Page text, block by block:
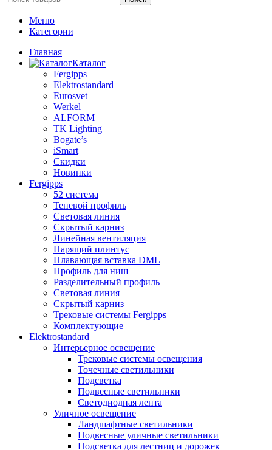
Меню
Категории
Главная
Каталог
Fergipps
Elektrostandard
Eurosvet
Werkel
ALFORM
TK Lighting
Bogate’s
iSmart
Скидки
Новинки
Fergipps
52 система
Теневой профиль
Световая линия
Скрытый карниз
Линейная вентиляция
Парящий плинтус
Плавающая вставка DML
Профиль для ниш
Разделительный профиль
Световая линия
Скрытый карниз
Трековые системы Fergipps
Комплектующие
Elektrostandard
Интерьерное освещение
Трековые системы освещения
Точечные светильники
Подсветка
Подвесные светильники
Светодиодная лента
Уличное освещение
Ландшафтные светильники
Подвесные уличные светильники
Подсветка для лестниц и дорожек